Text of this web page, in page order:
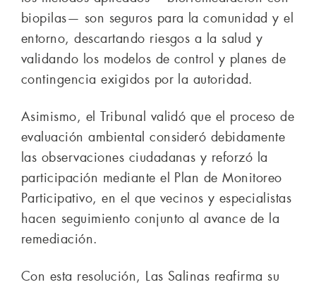
biopilas— son seguros para la comunidad y el
entorno, descartando riesgos a la salud y
validando los modelos de control y planes de
contingencia exigidos por la autoridad.
Asimismo, el Tribunal validó que el proceso de
evaluación ambiental consideró debidamente
las observaciones ciudadanas y reforzó la
participación mediante el Plan de Monitoreo
Participativo, en el que vecinos y especialistas
hacen seguimiento conjunto al avance de la
remediación.
Con esta resolución, Las Salinas reafirma su